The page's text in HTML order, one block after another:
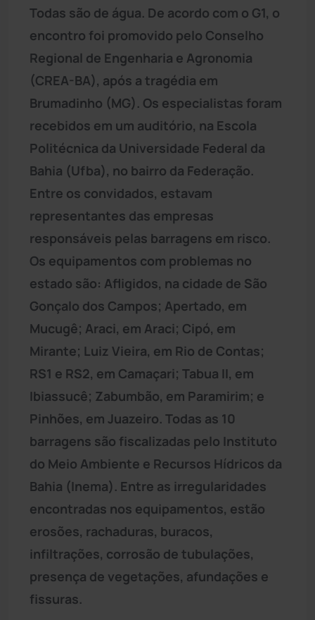
Todas são de água. De acordo com o G1, o
encontro foi promovido pelo Conselho
Regional de Engenharia e Agronomia
(CREA-BA), após a tragédia em
Brumadinho (MG). Os especialistas foram
recebidos em um auditório, na Escola
Politécnica da Universidade Federal da
Bahia (Ufba), no bairro da Federação.
Entre os convidados, estavam
representantes das empresas
responsáveis pelas barragens em risco.
Os equipamentos com problemas no
estado são: Afligidos, na cidade de São
Gonçalo dos Campos; Apertado, em
Mucugê; Araci, em Araci; Cipó, em
Mirante; Luiz Vieira, em Rio de Contas;
RS1 e RS2, em Camaçari; Tabua II, em
Ibiassucê; Zabumbão, em Paramirim; e
Pinhões, em Juazeiro. Todas as 10
barragens são fiscalizadas pelo Instituto
do Meio Ambiente e Recursos Hídricos da
Bahia (Inema). Entre as irregularidades
encontradas nos equipamentos, estão
erosões, rachaduras, buracos,
infiltrações, corrosão de tubulações,
presença de vegetações, afundações e
fissuras.